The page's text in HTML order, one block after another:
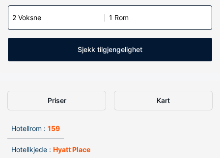
2 Voksne 1 Rom
Sjekk tilgjengelighet
Priser Kart
Hotellrom : 159
Hotellkjede : Hyatt Place